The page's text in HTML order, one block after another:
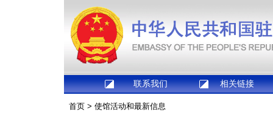
联系我们 相关链接
首页 > 使馆活动和最新信息